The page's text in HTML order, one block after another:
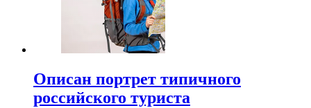
Описан портрет типичного
российского туриста